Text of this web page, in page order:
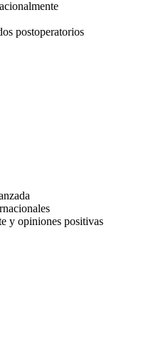
postoperatorios
y opiniones positivas